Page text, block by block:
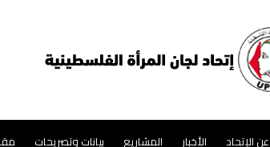
عن الإتحاد الأخبار المشاريع بيانات وتصريحات